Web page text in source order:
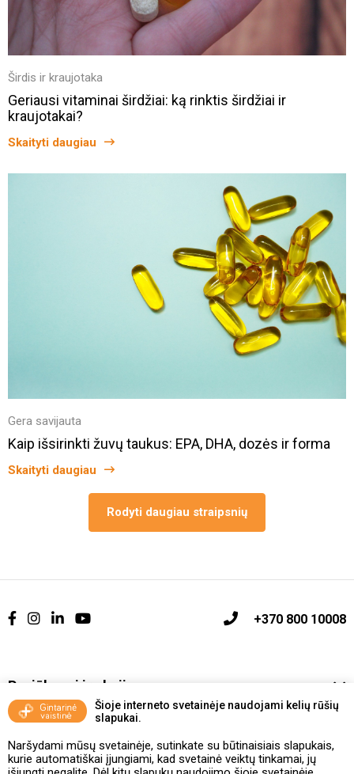
Šioje interneto svetainėje naudojami kelių rūšių
slapukai.
Naršydami mūsų svetainėje, sutinkate su būtinaisiais slapukais,
kurie automatiškai įjungiami, kad svetainė veiktų tinkamai, jų
Širdis ir kraujotaka
Geriausi vitaminai širdžiai: ką rinktis širdžiai ir
kraujotakai?
Skaityti daugiau
Gera savijauta
Kaip išsirinkti žuvų taukus: EPA, DHA, dozės ir forma
Skaityti daugiau
Rodyti daugiau straipsnių
+370 800 10008
Pasiūlymai ir akcijos
Vakcinavimo tvarka ir taisyklės
Kontaktai ir Karjera